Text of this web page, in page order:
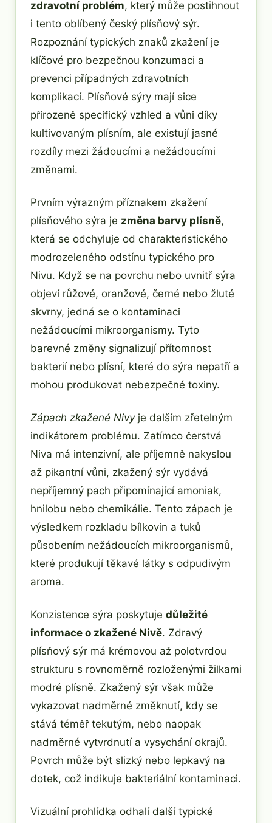
zdravotní problém, který může postihnout
i tento oblíbený český plísňový sýr.
Rozpoznání typických znaků zkažení je
klíčové pro bezpečnou konzumaci a
prevenci případných zdravotních
komplikací. Plísňové sýry mají sice
přirozeně specifický vzhled a vůni díky
kultivovaným plísním, ale existují jasné
rozdíly mezi žádoucími a nežádoucími
změnami.
Prvním výrazným příznakem zkažení
plísňového sýra je změna barvy plísně,
která se odchyluje od charakteristického
modrozeleného odstínu typického pro
Nivu. Když se na povrchu nebo uvnitř sýra
objeví růžové, oranžové, černé nebo žluté
skvrny, jedná se o kontaminaci
nežádoucími mikroorganismy. Tyto
barevné změny signalizují přítomnost
bakterií nebo plísní, které do sýra nepatří a
mohou produkovat nebezpečné toxiny.
Zápach zkažené Nivyje dalším zřetelným
indikátorem problému. Zatímco čerstvá
Niva má intenzivní, ale příjemně nakyslou
až pikantní vůni, zkažený sýr vydává
nepříjemný pach připomínající amoniak,
hnilobu nebo chemikálie. Tento zápach je
výsledkem rozkladu bílkovin a tuků
působením nežádoucích mikroorganismů,
které produkují těkavé látky s odpudivým
aroma.
Konzistence sýra poskytuje důležité
informace o zkažené Nivě. Zdravý
plísňový sýr má krémovou až polotvrdou
strukturu s rovnoměrně rozloženými žilkami
modré plísně. Zkažený sýr však může
vykazovat nadměrné změknutí, kdy se
stává téměř tekutým, nebo naopak
nadměrné vytvrdnutí a vysychání okrajů.
Povrch může být slizký nebo lepkavý na
dotek, což indikuje bakteriální kontaminaci.
Vizuální prohlídka odhalí další typické